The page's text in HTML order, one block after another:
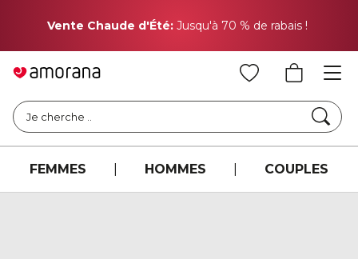
Vente Chaude d'Été: Jusqu'à 70 % de rabais !
Je cherche ..
FEMMES HOMMES COUPLES